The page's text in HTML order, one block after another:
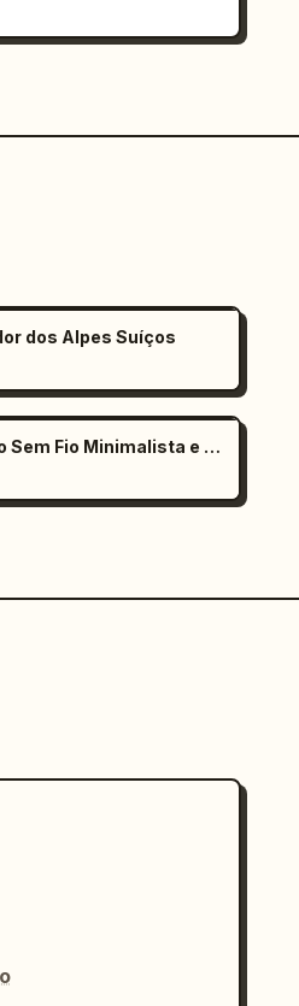
dos Alpes Suíços
Anúncio de Fone de Ouvido Sem Fio Minimalista e Elegante